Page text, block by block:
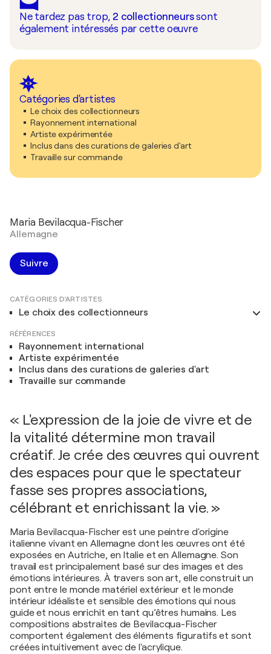
Ne tardez pas trop, 2 collectionneurssont
également intéressés par cette oeuvre
Catégories d'artistes
Le choix des collectionneurs
Rayonnement international
Artiste expérimentée
Inclus dans des curations de galeries d'art
Travaille sur commande
Maria Bevilacqua-Fischer
Allemagne
Suivre
CATÉGORIES D'ARTISTES
Le choix des collectionneurs
RÉFÉRENCES
Rayonnement international
Artiste expérimentée
Inclus dans des curations de galeries d'art
Travaille sur commande
« L'expression de la joie de vivre et de
la vitalité détermine mon travail
créatif. Je crée des œuvres qui ouvrent
des espaces pour que le spectateur
fasse ses propres associations,
célébrant et enrichissant la vie. »
Maria Bevilacqua-Fischer est une peintre d'origine
italienne vivant en Allemagne dont les œuvres ont été
exposées en Autriche, en Italie et en Allemagne. Son
travail est principalement basé sur des images et des
émotions intérieures. À travers son art, elle construit un
pont entre le monde matériel extérieur et le monde
intérieur idéaliste et sensible des émotions qui nous
guide et nous enrichit en tant qu’êtres humains. Les
compositions abstraites de Bevilacqua-Fischer
comportent également des éléments figuratifs et sont
créées intuitivement avec de l'acrylique.